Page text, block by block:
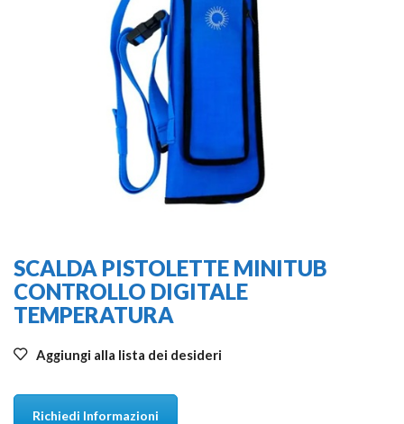
SCALDA PISTOLETTE MINITUB
CONTROLLO DIGITALE
TEMPERATURA
Aggiungi alla lista dei desideri
Richiedi Informazioni